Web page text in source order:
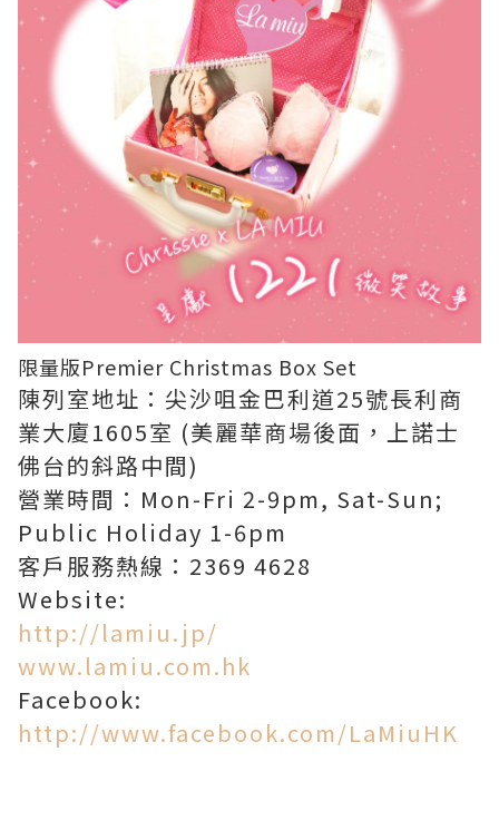
限量版Premier Christmas Box Set
陳列室地址：尖沙咀金巴利道25號長利商
業大廈1605室 (美麗華商場後面，上諾士
佛台的斜路中間)
營業時間：Mon-Fri 2-9pm, Sat-Sun;
Public Holiday 1-6pm
客戶服務熱線：2369 4628
Website:
http://lamiu.jp/
www.lamiu.com.hk
Facebook:
http://www.facebook.com/LaMiuHK